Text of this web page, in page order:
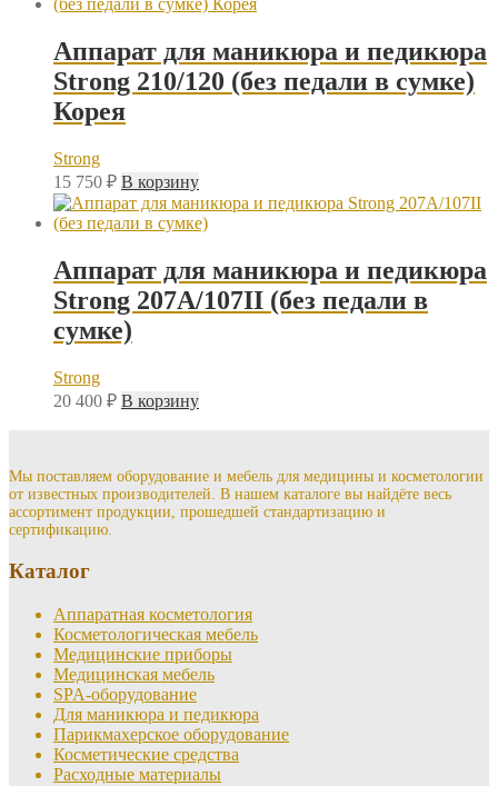
Аппарат для маникюра и педикюра
Strong 210/120 (без педали в сумке)
Корея
Strong
15 750 ₽ В корзину
Аппарат для маникюра и педикюра
Strong 207A/107II (без педали в
сумке)
Strong
20 400 ₽ В корзину
Мы поставляем оборудование и мебель для медицины и косметологии
от известных производителей. В нашем каталоге вы найдёте весь
ассортимент продукции, прошедшей стандартизацию и
сертификацию.
Каталог
Аппаратная косметология
Косметологическая мебель
Медицинские приборы
Медицинская мебель
SPA-оборудование
Для маникюра и педикюра
Парикмахерское оборудование
Косметические средства
Расходные материалы